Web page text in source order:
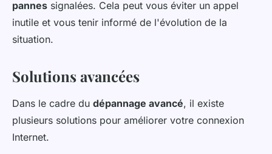
pannes signalées. Cela peut vous éviter un appel
inutile et vous tenir informé de l'évolution de la
situation.
Solutions avancées
Dans le cadre du dépannage avancé, il existe
plusieurs solutions pour améliorer votre connexion
Internet.